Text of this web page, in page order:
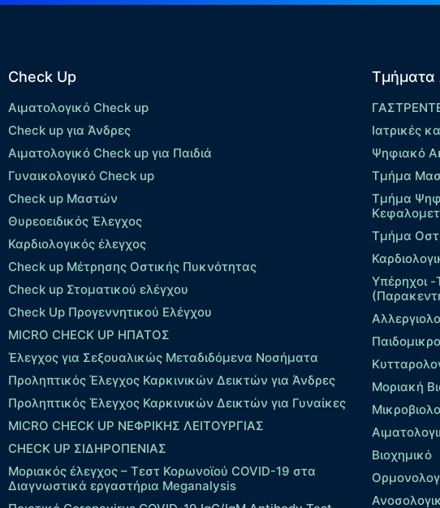
Check Up
Αιματολογικό Check up
Check up για Άνδρες
Αιματολογικό Check up για Παιδιά
Γυναικολογικό Check up
Check up Μαστών
Θυρεοειδικός Έλεγχος
Καρδιολογικός έλεγχος
Check up Mέτρησης Οστικής Πυκνότητας
Check up Στοματικού ελέγχου
Check Up Προγεννητικού Ελέγχου
MICRO CHECK UP HΠΑΤΟΣ
Έλεγχος για Σεξουαλικώς Μεταδιδόμενα Νοσήματα
Προληπτικός Έλεγχος Καρκινικών Δεικτών για Άνδρες
Προληπτικός Έλεγχος Καρκινικών Δεικτών για Γυναίκες
MICRO CHECK UP ΝΕΦΡΙΚΗΣ ΛΕΙΤΟΥΡΓΙΑΣ
CHECK UP ΣΙΔΗΡΟΠΕΝΙΑΣ
Μοριακός έλεγχος – Τεστ Κορωνοϊού COVID-19 στα
Διαγνωστικά εργαστήρια Meganalysis
Τμήματα
Ιατρικές
Ψηφιακό
Τμήμα
Τμήμα
Τμήμα
Υπέρηχοι -
Μοριακή
Βιοχημικό